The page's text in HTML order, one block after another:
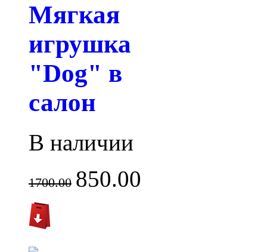
Мягкая
игрушка
"Dog" в
салон
В наличии
1700.00 850.00